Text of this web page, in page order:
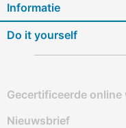
Informatie
Do it yourself
Gecertificeerde online
Nieuwsbrief